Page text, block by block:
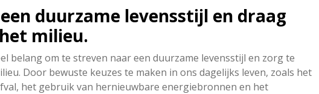
duurzame levensstijl en draag
milieu.
belang om te streven naar een duurzame levensstijl en zorg te
Door bewuste keuzes te maken in ons dagelijks leven, zoals het
het gebruik van hernieuwbare energiebronnen en het